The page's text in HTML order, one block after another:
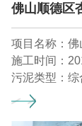
佛山顺德区
项目名称：
施工时间：
污泥类型：综